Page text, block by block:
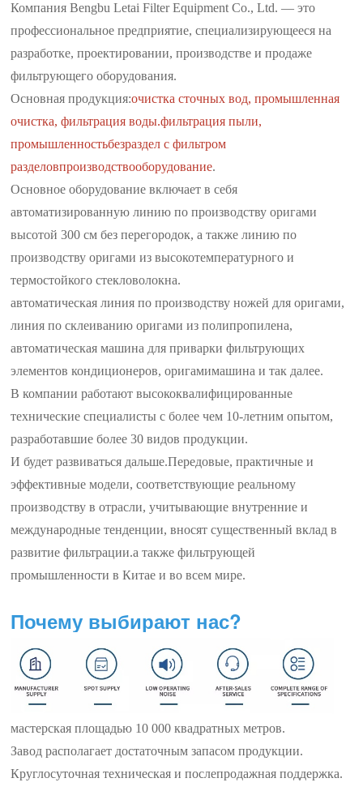
Компания Bengbu Letai Filter Equipment Co., Ltd. — это
профессиональное предприятие, специализирующееся на
разработке, проектировании, производстве и продаже
фильтрующего оборудования.
Основная продукция:очистка сточных вод, промышленная
очистка, фильтрация воды.фильтрация пыли,
промышленностьбезраздел с фильтром
разделовпроизводствооборудование.
Основное оборудование включает в себя
автоматизированную линию по производству оригами
высотой 300 см без перегородок, а также линию по
производству оригами из высокотемпературного и
термостойкого стекловолокна.
автоматическая линия по производству ножей для оригами,
линия по склеиванию оригами из полипропилена,
автоматическая машина для приварки фильтрующих
элементов кондиционеров, оригамимашина и так далее.
В компании работают высококвалифицированные
технические специалисты с более чем 10-летним опытом,
разработавшие более 30 видов продукции.
И будет развиваться дальше.Передовые, практичные и
эффективные модели, соответствующие реальному
производству в отрасли, учитывающие внутренние и
международные тенденции, вносят существенный вклад в
развитие фильтрации.а также фильтрующей
промышленности в Китае и во всем мире.
Почему выбирают нас?
мастерская площадью 10 000 квадратных метров.
Завод располагает достаточным запасом продукции.
Круглосуточная техническая и послепродажная поддержка.